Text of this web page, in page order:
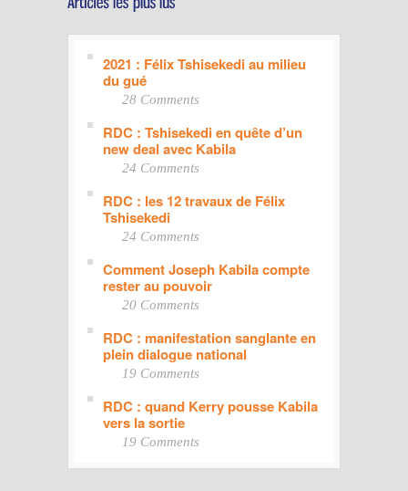
2021 : Félix Tshisekedi au milieu
du gué
28 Comments
RDC : Tshisekedi en quête d’un
new deal avec Kabila
24 Comments
RDC : les 12 travaux de Félix
Tshisekedi
24 Comments
Comment Joseph Kabila compte
rester au pouvoir
20 Comments
RDC : manifestation sanglante en
plein dialogue national
19 Comments
RDC : quand Kerry pousse Kabila
vers la sortie
19 Comments